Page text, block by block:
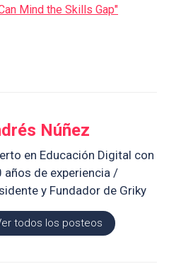
Mind the Skills Gap"
Núñez
en Educación Digital con
años de experiencia /
y Fundador de Griky
todos los posteos